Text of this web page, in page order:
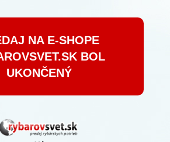
NA E-SHOPE
BOL
UKONČENÝ